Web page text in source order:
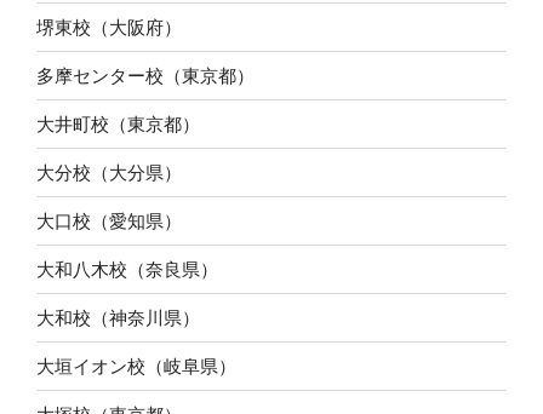
堺東校（大阪府）
多摩センター校（東京都）
大井町校（東京都）
大分校（大分県）
大口校（愛知県）
大和八木校（奈良県）
大和校（神奈川県）
大垣イオン校（岐阜県）